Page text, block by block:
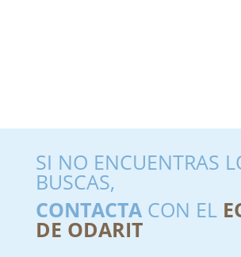
SI NO ENCUENTRAS
BUSCAS,
CONTACTACON EL
DE ODARIT